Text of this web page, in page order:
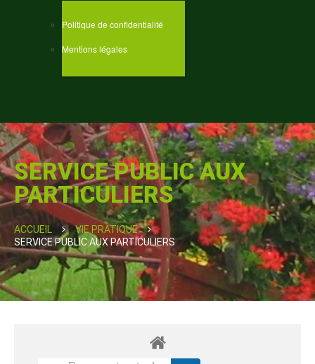
Politique de confidentialité
Mentions légales
SERVICE PUBLIC AUX
PARTICULIERS
ACCUEIL
VIE PRATIQUE
SERVICE PUBLIC AUX PARTICULIERS